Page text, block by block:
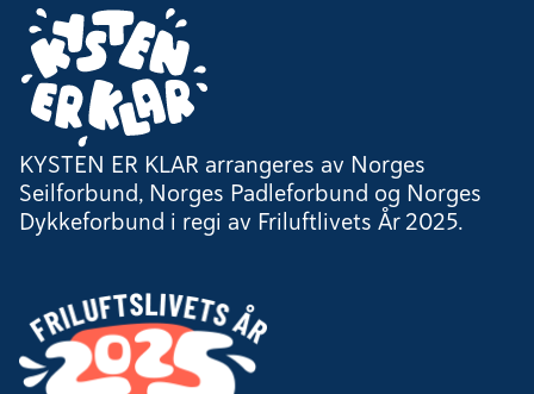
KYSTEN ER KLAR arrangeres av Norges
Seilforbund, Norges Padleforbund og Norges
Dykkeforbund i regi av Friluftlivets År 2025.